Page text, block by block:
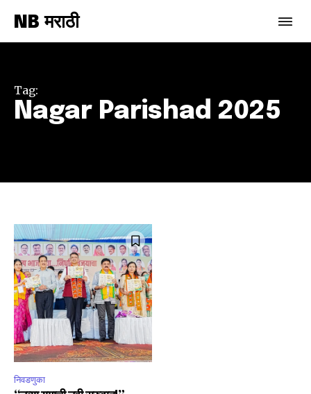
To subscribe, simply enter your email address on our website
or click the subscribe button below. Don't worry, we respect
your privacy and won't spam your inbox. Your information is
safe with us.
NB मराठी
Tag:
Nagar Parishad 2025
निवडणुका